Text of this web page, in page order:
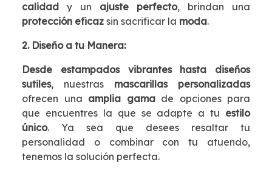
calidad y un ajuste perfecto, brindan una
protección eficaz sin sacrificar la moda.
2. Diseño a tu Manera:
Desde estampados vibrantes hasta diseños
sutiles, nuestras mascarillas personalizadas
ofrecen una amplia gamade opciones para
que encuentres la que se adapte a tu estilo
único. Ya sea que desees resaltar tu
personalidad o combinar con tu atuendo,
tenemos la solución perfecta.